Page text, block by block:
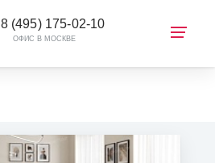
8 (495) 175-02-10
ОФИС В МОСКВЕ